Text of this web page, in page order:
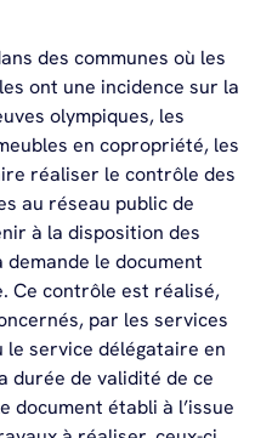
des communes où les
ont une incidence sur la
olympiques, les
en copropriété, les
réaliser le contrôle des
au réseau public de
à la disposition des
le document
Ce contrôle est réalisé,
par les services
le service délégataire en
durée de validité de ce
document établi à l’issue